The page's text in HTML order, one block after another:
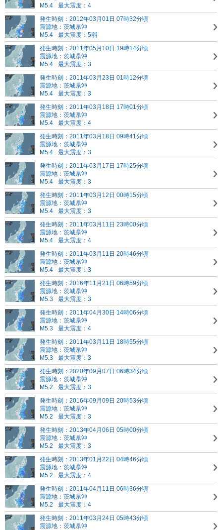
M5.4
最大震度：4
発生時刻：2012年03月01日 07時32分頃
震源地：茨城県沖
M5.4
最大震度：5弱
発生時刻：2011年05月10日 19時14分頃
震源地：茨城県沖
M5.4
最大震度：3
発生時刻：2011年03月23日 01時12分頃
震源地：茨城県沖
M5.4
最大震度：3
発生時刻：2011年03月18日 17時01分頃
震源地：茨城県沖
M5.4
最大震度：4
発生時刻：2011年03月18日 09時41分頃
震源地：茨城県沖
M5.4
最大震度：3
発生時刻：2011年03月17日 17時25分頃
震源地：茨城県沖
M5.4
最大震度：3
発生時刻：2011年03月12日 00時15分頃
震源地：茨城県沖
M5.4
最大震度：3
発生時刻：2011年03月11日 23時00分頃
震源地：茨城県沖
M5.4
最大震度：4
発生時刻：2011年03月11日 20時46分頃
震源地：茨城県沖
M5.4
最大震度：3
発生時刻：2016年11月21日 06時59分頃
震源地：茨城県沖
M5.3
最大震度：3
発生時刻：2011年04月30日 14時06分頃
震源地：茨城県沖
M5.3
最大震度：4
発生時刻：2011年03月11日 18時55分頃
震源地：茨城県沖
M5.3
最大震度：3
発生時刻：2020年09月07日 06時34分頃
震源地：茨城県沖
M5.2
最大震度：3
発生時刻：2016年09月09日 20時53分頃
震源地：茨城県沖
M5.2
最大震度：3
発生時刻：2013年04月06日 05時00分頃
震源地：茨城県沖
M5.2
最大震度：3
発生時刻：2013年01月22日 04時46分頃
震源地：茨城県沖
M5.2
最大震度：4
発生時刻：2011年04月11日 06時36分頃
震源地：茨城県沖
M5.2
最大震度：4
発生時刻：2011年03月24日 05時43分頃
震源地：茨城県沖